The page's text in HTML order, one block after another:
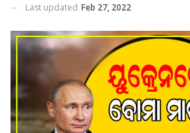
Last updated Feb 27, 2022